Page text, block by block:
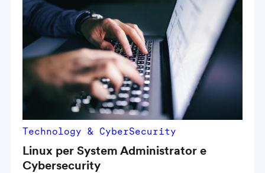
Technology & CyberSecurity
Linux per System Administrator e
Cybersecurity